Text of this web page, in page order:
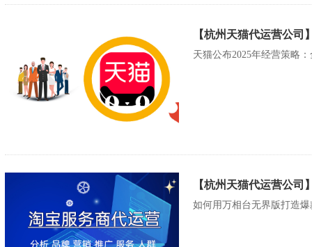
【杭州天猫代运营公
天猫公布2025年经营策略
【杭州天猫代运营公
如何用万相台无界版打造